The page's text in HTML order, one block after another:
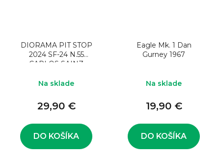
DIORAMA PIT STOP
2024 SF-24 N.55
CARLOS SAINZ
Na sklade
29,90 €
DO KOŠÍKA
Eagle Mk. 1 Dan
Gurney 1967
Na sklade
19,90 €
DO KOŠÍKA